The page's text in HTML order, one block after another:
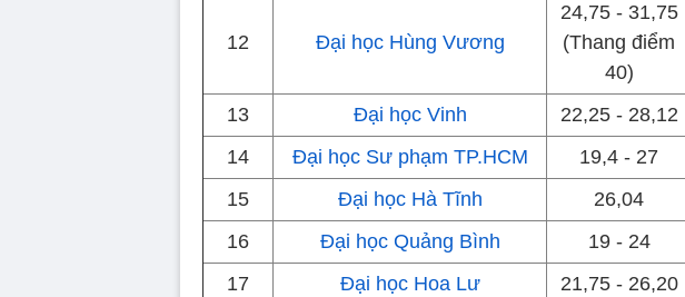
12 Đại học Hùng Vương
24,75 - 31,75
(Thang điểm
40)
13 Đại học Vinh 22,25 - 28,12
14
Đại học Sư phạm TP.HCM 19,4 - 27
15
Đại học Hà Tĩnh 26,04
16
Đại học Quảng Bình 19 - 24
17
Đại học Hoa Lư 21,75 - 26,20